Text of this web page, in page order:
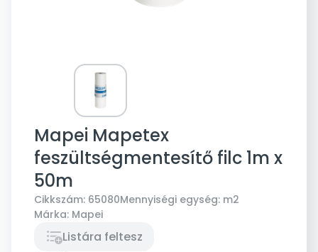
Mapei Mapetex
feszültségmentesítő filc 1m x
50m
Cikkszám: 65080Mennyiségi egység: m2
Márka: Mapei
Listára feltesz